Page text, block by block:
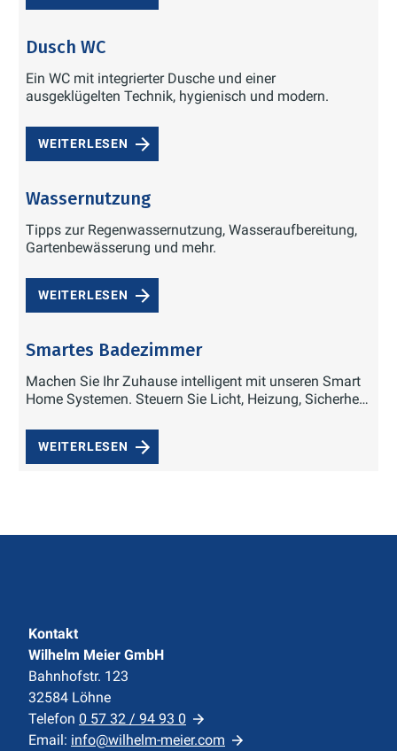
Dusch WC
Ein WC mit integrierter Dusche und einer
ausgeklügelten Technik, hygienisch und modern.
WEITERLESEN
Wassernutzung
Tipps zur Regenwassernutzung, Wasseraufbereitung,
Gartenbewässerung und mehr.
WEITERLESEN
Smartes Badezimmer
Machen Sie Ihr Zuhause intelligent mit unseren Smart
Home Systemen. Steuern Sie Licht, Heizung, Sicherheit
WEITERLESEN
Kontakt
Wilhelm Meier GmbH
Bahnhofstr. 123
32584 Löhne
Telefon 0 57 32 / 94 93 0
Email: info@wilhelm-meier.com